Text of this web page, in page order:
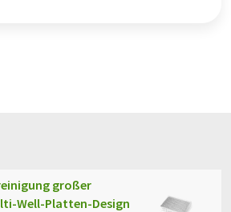
großer
Well-Platten-Design